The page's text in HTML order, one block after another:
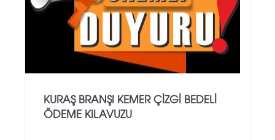
KURAŞ BRANŞI KEMER ÇİZGİ BEDELİ
ÖDEME KILAVUZU